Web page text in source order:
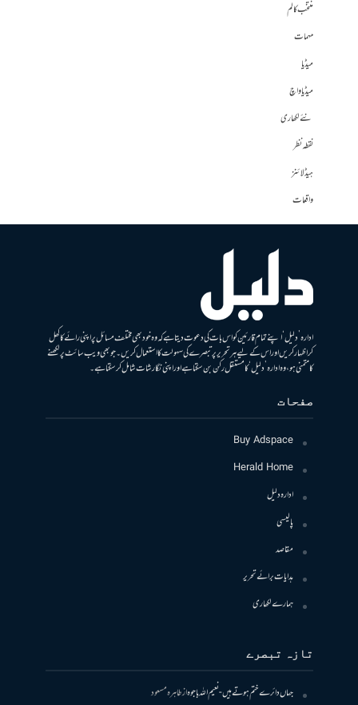
منتخب کالم
مہمات
میڈیا
میڈیا واچ
نئے لکھاری
نقطہ نظر
ہیڈلائنز
واقعات
ادارہ ’دلیل‘ اپنے تمام قارئین کو اس بات کی دعوت دیتا ہے کہ وہ خود بھی مختلف مسائل پر اپنی رائے کا کھل
کر اظہار کریں اور اس کے لیے ہر تحریر پر تبصرے کی سہولت کا استعمال کریں۔ جو بھی ویب سائٹ پر لکھنے
کا متمنی ہو، وہ ادارہ ’دلیل‘ کا مستقل رکن بن سکتا ہے اور اپنی نگارشات شامل کرسکتا ہے۔
صفحات
Buy Adspace
Herald Home
ادارہ دلیل
پالیسی
مقاصد
ہدایات برائے تحریر
ہمارے لکھاری
تازہ تبصرے
جہاں دائرے ختم ہوتے ہیں- نعیم اللہ باجوہازطاہرہ مسعود